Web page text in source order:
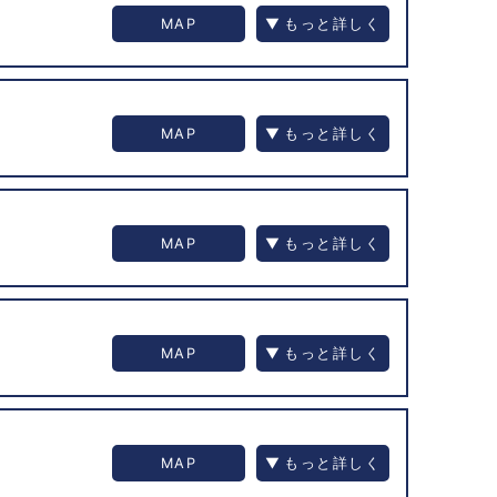
MAP
MAP
MAP
MAP
MAP